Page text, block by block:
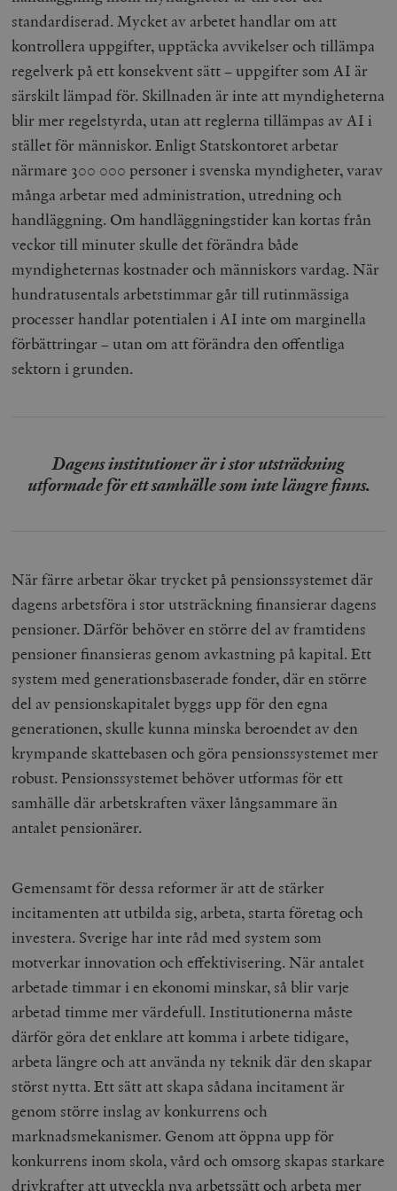
standardiserad. Mycket av arbetet handlar om att
kontrollera uppgifter, upptäcka avvikelser och tillämpa
regelverk på ett konsekvent sätt – uppgifter som AI är
särskilt lämpad för. Skillnaden är inte att myndigheterna
blir mer regelstyrda, utan att reglerna tillämpas av AI i
stället för människor. Enligt Statskontoret arbetar
närmare 300 000 personer i svenska myndigheter, varav
många arbetar med administration, utredning och
handläggning. Om handläggningstider kan kortas från
veckor till minuter skulle det förändra både
myndigheternas kostnader och människors vardag. När
hundratusentals arbetstimmar går till rutinmässiga
processer handlar potentialen i AI inte om marginella
förbättringar – utan om att förändra den offentliga
sektorn i grunden.
Dagens institutioner är i stor utsträckning
utformade för ett samhälle som inte längre finns.
När färre arbetar ökar trycket på pensionssystemet där
dagens arbetsföra i stor utsträckning finansierar dagens
pensioner. Därför behöver en större del av framtidens
pensioner finansieras genom avkastning på kapital. Ett
system med generationsbaserade fonder, där en större
del av pensionskapitalet byggs upp för den egna
generationen, skulle kunna minska beroendet av den
krympande skattebasen och göra pensionssystemet mer
robust. Pensionssystemet behöver utformas för ett
samhälle där arbetskraften växer långsammare än
antalet pensionärer.
Gemensamt för dessa reformer är att de stärker
incitamenten att utbilda sig, arbeta, starta företag och
investera. Sverige har inte råd med system som
motverkar innovation och effektivisering. När antalet
arbetade timmar i en ekonomi minskar, så blir varje
arbetad timme mer värdefull. Institutionerna måste
därför göra det enklare att komma i arbete tidigare,
arbeta längre och att använda ny teknik där den skapar
störst nytta. Ett sätt att skapa sådana incitament är
genom större inslag av konkurrens och
marknadsmekanismer. Genom att öppna upp för
konkurrens inom skola, vård och omsorg skapas starkare
drivkrafter att utveckla nya arbetssätt och arbeta mer